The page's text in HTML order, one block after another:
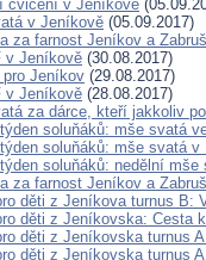
cvičení v Jeníkově
v Jeníkově (05.09.2017)
za farnost Jeníkov a
v Jeníkově (30.08.2017)
pro Jeníkov (29.08.2017)
v Jeníkově (28.08.2017)
za dárce, kteří jakkoliv
soluňáků: mše svatá
soluňáků: mše svatá v
soluňáků: nedělní
za farnost Jeníkov a
děti z Jeníkova turnus B:
děti z Jeníkovska: Cesta
děti z Jeníkovska turnus
děti z Jeníkovska turnus